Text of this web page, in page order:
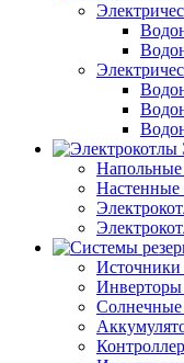
Напольные
Настенные
Источники
Инверторы
Солнечные